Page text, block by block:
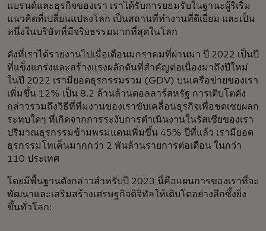
แบรนด์และธุรกิจของเรา เราได้รับการยอมรับในฐานะผู้ริเริ่ม
แนวคิดที่เปลี่ยนแปลงโลก เป็นสถานที่ทำงานที่ดีเยี่ยม และเป็น
หนึ่งในบริษัทที่มีจริยธรรมมากที่สุดในโลก
ดังที่เราได้รายงานไปเมื่อเดือนมกราคมที่ผ่านมา ปี 2022 เป็นปี
ที่แข็งแกร่งและสร้างแรงผลักดันที่สำคัญต่อเนื่องมาถึงปีใหม่
ในปี 2022 เรามียอดธุรกรรมรวม (GDV) บนเครือข่ายของเรา
เพิ่มขึ้น 12% เป็น 8.2 ล้านล้านดอลลาร์สหรัฐ การเติบโตดัง
กล่าวรวมถึงวิธีที่ทีมงานของเราขับเคลื่อนธุรกิจเพื่อชดเชยผลก
ระทบใดๆ ที่เกิดจากการระงับการดำเนินงานในรัสเซียของเรา
ปริมาณธุรกรรมข้ามพรมแดนเพิ่มขึ้น 45% ปีที่แล้ว เรามียอด
ธุรกรรมโทเค็นมากกว่า 2 พันล้านรายการต่อเดือน ในกว่า
110 ประเทศ
โดยมีพื้นฐานดังกล่าวสำหรับปี 2023 นี่คือแผนการของเราที่จะ
พัฒนาและเสริมสร้างเศรษฐกิจดิจิทัลให้เติบโตอย่างลึกซึ้งยิ่ง
ขึ้นทั่วโลก: